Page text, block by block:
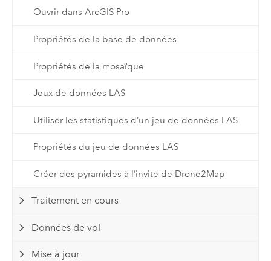
Ouvrir dans ArcGIS Pro
Propriétés de la base de données
Propriétés de la mosaïque
Jeux de données LAS
Utiliser les statistiques d’un jeu de données LAS
Propriétés du jeu de données LAS
Créer des pyramides à l’invite de Drone2Map
Traitement en cours
Données de vol
Mise à jour